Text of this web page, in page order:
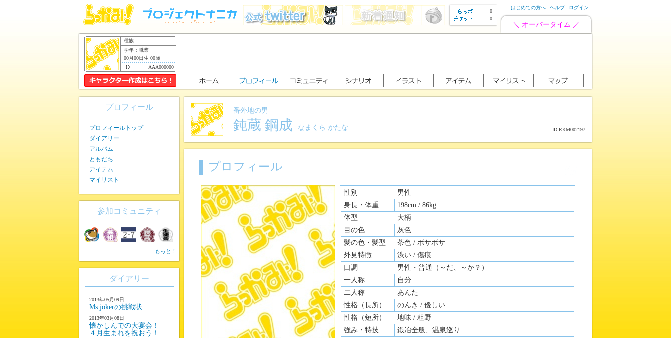
0
0
はじめての方へ ヘルプ ログイン
＼ オーバータイム ／
種族
学年：職業
00月00日生 00歳
AAA000000
番外地の男
鈍蔵 鋼成 なまくら かたな ID:RKM002197
プロフィール
性別
男性
身長・体重
198cm / 86kg
体型
大柄
目の色
灰色
髪の色・髪型
茶色 / ボサボサ
外見特徴
渋い / 傷痕
口調
男性・普通（～だ、～か？）
一人称
自分
二人称
あんた
性格（長所）
のんき / 優しい
性格（短所）
地味 / 粗野
強み・特技
鍛冶全般、温泉巡り
プロフィール
プロフィールトップ
ダイアリー
アルバム
ともだち
アイテム
マイリスト
参加コミュニティ
もっと！
ダイアリー
2013年05月09日
Ms.jokerの挑戦状
2013年03月08日
懐かしんでの大宴会！
４月生まれを祝おう！